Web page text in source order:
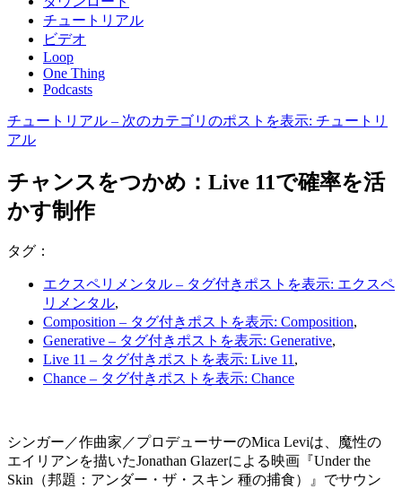
チュートリアル
ビデオ
Loop
One Thing
Podcasts
チュートリアル – 次のカテゴリのポストを表示: チュートリ
アル
チャンスをつかめ：Live 11で確率を活
かす制作
タグ：
エクスペリメンタル – タグ付きポストを表示: エクスペ
リメンタル,
Composition – タグ付きポストを表示: Composition,
Generative – タグ付きポストを表示: Generative,
Live 11 – タグ付きポストを表示: Live 11,
Chance – タグ付きポストを表示: Chance
シンガー／作曲家／プロデューサーのMica Leviは、魔性の
エイリアンを描いたJonathan Glazerによる映画『Under the
Skin（邦題：アンダー・ザ・スキン 種の捕食）』でサウン